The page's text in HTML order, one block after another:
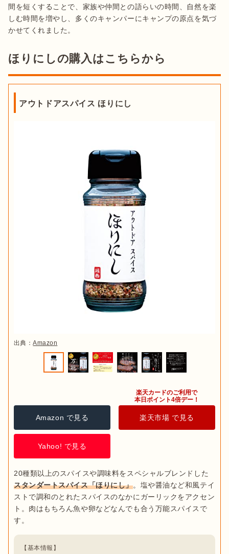
間を短くすることで、家族や仲間との語らいの時間、自然を楽
しむ時間を増やし、多くのキャンパーにキャンプの原点を気づ
かせてくれました。
ほりにしの購入はこちらから
アウトドアスパイス ほりにし
出典：Amazon
Amazon で見る
楽天カードのご利用で
本日ポイント4倍デー！
楽天市場 で見る
Yahoo! で見る
20種類以上のスパイスや調味料をスペシャルブレンドした
スタンダートスパイス「ほりにし」。塩や醤油など和風テイ
ストで調和のとれたスパイスのなかにガーリックをアクセン
ト。肉はもちろん魚や卵などなんでも合う万能スパイスで